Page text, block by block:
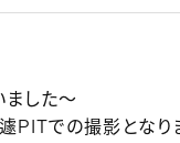
ました～
遽PITでの撮影とな